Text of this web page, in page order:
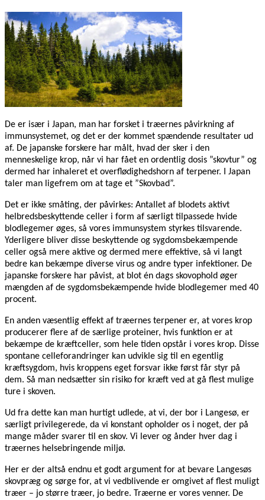
De er især i Japan, man har forsket i træernes påvirkning af
immunsystemet, og det er der kommet spændende resultater ud
af. De japanske forskere har målt, hvad der sker i den
menneskelige krop, når vi har fået en ordentlig dosis ”skovtur” og
dermed har inhaleret et overflødighedshorn af terpener. I Japan
taler man ligefrem om at tage et ”Skovbad”.
Det er ikke småting, der påvirkes: Antallet af blodets aktivt
helbredsbeskyttende celler i form af særligt tilpassede hvide
blodlegemer øges, så vores immunsystem styrkes tilsvarende.
Yderligere bliver disse beskyttende og sygdomsbekæmpende
celler også mere aktive og dermed mere effektive, så vi langt
bedre kan bekæmpe diverse virus og andre typer infektioner. De
japanske forskere har påvist, at blot én dags skovophold øger
mængden af de sygdomsbekæmpende hvide blodlegemer med 40
procent.
En anden væsentlig effekt af træernes terpener er, at vores krop
producerer flere af de særlige proteiner, hvis funktion er at
bekæmpe de kræftceller, som hele tiden opstår i vores krop. Disse
spontane celleforandringer kan udvikle sig til en egentlig
kræftsygdom, hvis kroppens eget forsvar ikke først får styr på
dem. Så man nedsætter sin risiko for kræft ved at gå flest mulige
ture i skoven.
Ud fra dette kan man hurtigt udlede, at vi, der bor i Langesø, er
særligt privilegerede, da vi konstant opholder os i noget, der på
mange måder svarer til en skov. Vi lever og ånder hver dag i
træernes helsebringende miljø.
Her er der altså endnu et godt argument for at bevare Langesøs
skovpræg og sørge for, at vi vedblivende er omgivet af flest muligt
træer – jo større træer, jo bedre. Træerne er vores venner. De